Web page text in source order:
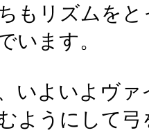
もリズムを
います。
いよいよヴ
ようにして